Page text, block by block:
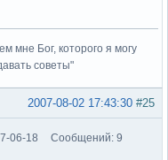
мне Бог, которого я могу
советы"
#25
2007-08-02 17:43:30
06-18
Сообщений: 9